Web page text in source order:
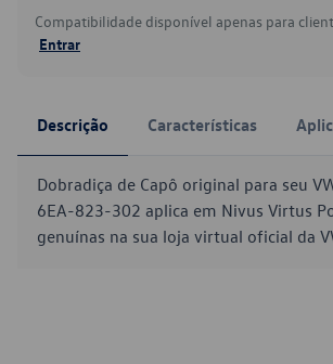
Compatibilidade disponível apenas para
Entrar
Descrição Características
Dobradiça de Capô original para seu
6EA-823-302 aplica em Nivus Virtus
genuínas na sua loja virtual oficial da